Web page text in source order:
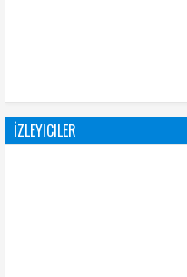
İZLEYICILER